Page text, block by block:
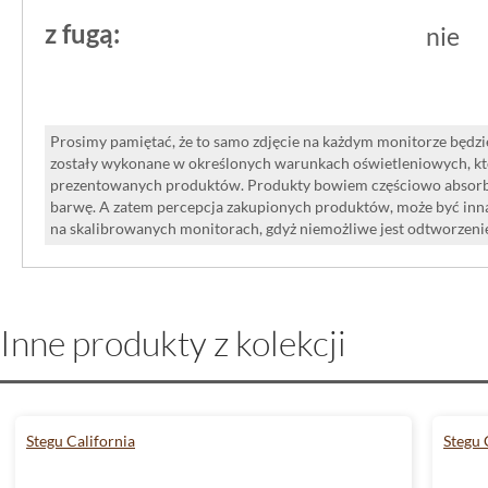
wykończenie
kamień elewacyjny łączy te dwa
Ciepłe odcienie, łupana faktura i
wykończenie, które zachowuje
jednocześnie pozostaje
z fugą: nie
Prosimy pamiętać, że to samo zdjęcie na każdym monitorze
zostały wykonane w określonych warunkach oświetleniowych,
prezentowanych produktów. Produkty bowiem częściowo
barwę. A zatem percepcja zakupionych produktów, może być
na skalibrowanych monitorach, gdyż niemożliwe jest
Inne produkty z kolekcji
Stegu California Stegu